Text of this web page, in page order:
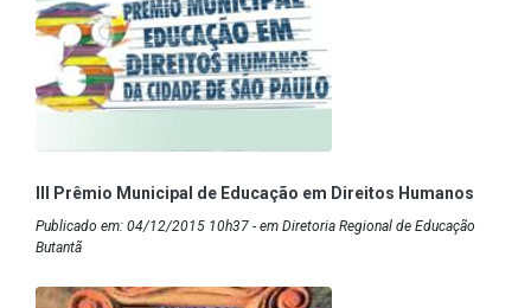
III Prêmio Municipal de Educação em Direitos Humanos
Publicado em: 04/12/2015 10h37 - em Diretoria Regional de Educação
Butantã